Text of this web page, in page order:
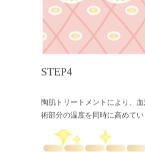
STEP4
陶肌トリートメントにより、
術部分の温度を同時に高めてい